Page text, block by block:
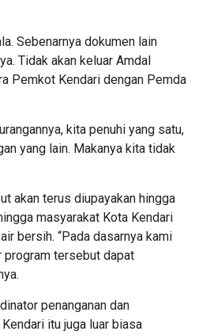
Sebenarnya dokumen lain
Tidak akan keluar Amdal
Pemkot Kendari dengan Pemda
kita penuhi yang satu,
yang lain. Makanya kita tidak
akan terus diupayakan hingga
masyarakat Kota Kendari
bersih. “Pada dasarnya kami
program tersebut dapat
penanganan dan
itu juga luar biasa